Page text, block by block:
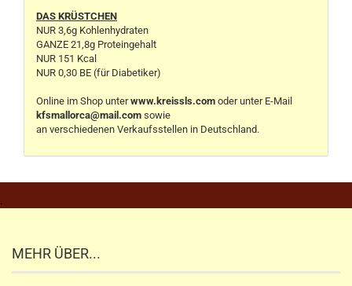
DAS KRÜSTCHEN
NUR 3,6g Kohlenhydraten
GANZE 21,8g Proteingehalt
NUR 151 Kcal
NUR 0,30 BE (für Diabetiker)
Online im Shop unterwww.kreissls.com oder unter E-Mail
kfsmallorca@mail.com sowie
an verschiedenen Verkaufsstellen in Deutschland.
.
MEHR ÜBER...